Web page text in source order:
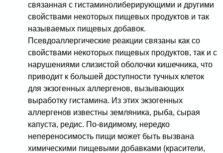
свя­занная с гистаминолиберирующими и другими
свойства­ми некоторых пищевых продуктов и так
называемых пищевых добавок.
Псевдоаллергические реакции связаны как со
свойствами некоторых пищевых продуктов, так и с
нарушениями слизистой оболочки кишечника, что
при­водит к большей доступности тучных клеток
для экзогенных аллергенов, вызывающих
выработку гистамина. Из этих экзогенных
аллергенов известны земляника, рыба, сырая
капуста, редис. По-видимому, нередко
непереносимость пищи может быть вызвана
химическими пищевыми добавками (красители,